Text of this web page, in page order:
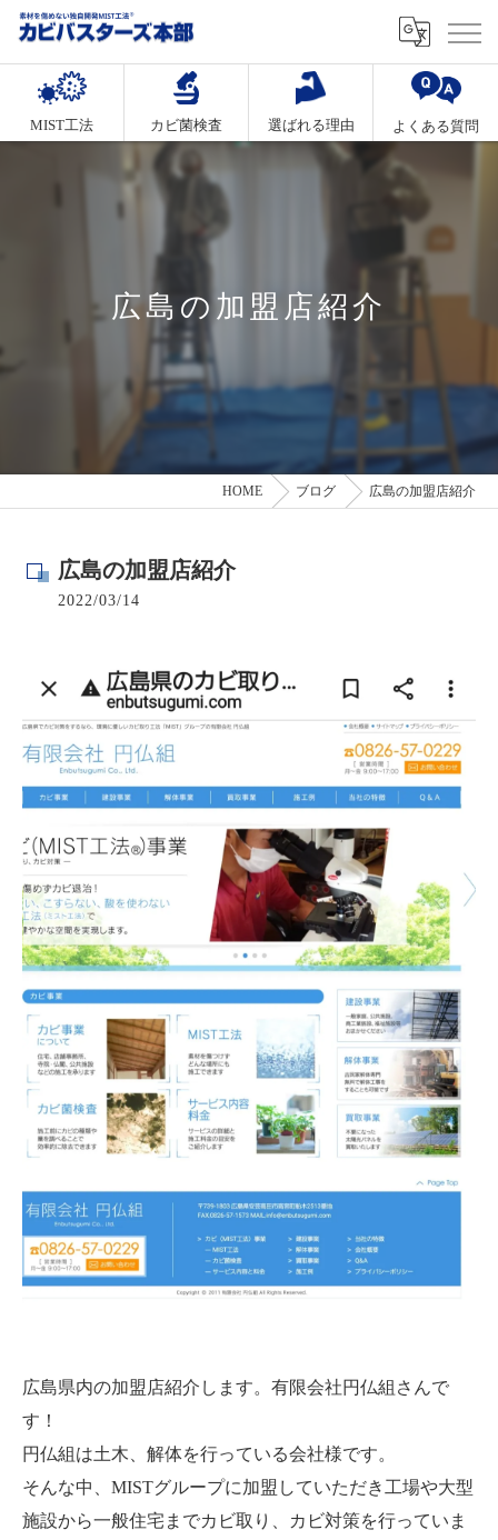
MIST工法 カビ菌検査 選ばれる理由 よくある質問
広島の加盟店紹介
HOME ブログ 広島の加盟店紹介
広島の加盟店紹介
2022/03/14
広島県内の加盟店紹介します。有限会社円仏組さんで
す！
円仏組は土木、解体を行っている会社様です。
そんな中、MISTグループに加盟していただき工場や大型
施設から一般住宅までカビ取り、カビ対策を行っていま